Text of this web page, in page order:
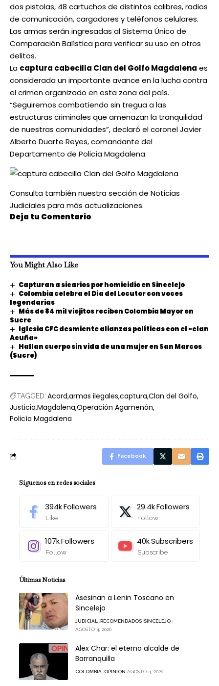
dos pistolas, 48 cartuchos de distintos calibres, radios
de comunicación, cargadores y teléfonos celulares.
Las armas serán ingresadas al Sistema Único de
Comparación Balística para verificar su uso en otros
delitos.
La captura cabecilla Clan del Golfo Magdalena es
considerada un importante avance en la lucha contra
el crimen organizado en esta zona del país.
“Seguiremos combatiendo sin tregua a las
estructuras criminales que amenazan la tranquilidad
de nuestras comunidades”, declaró el coronel Javier
Alberto Duarte Reyes, comandante del
Departamento de Policía Magdalena.
Consulta también nuestra sección de Noticias
Judiciales para más actualizaciones.
Deja tu Comentario
You Might Also Like
Capturan a sicarios por homicidio en Sincelejo
Colombia celebra el Día del Locutor con voces
legendarias
Más de 84 mil viejitos reciben Colombia Mayor en
Sucre
Iglesia CFC desmiente alianzas políticas con el «clan
Acuña»
Hallan cuerpo sin vida de una mujer en San Marcos
(Sucre)
TAGGED: Acord armas ilegales captura Clan del Golfo
Justicia Magdalena Operación Agamenón
Policía Magdalena
Facebook
Síguenos en redes sociales
394kFollowers
Like
29.4kFollowers
Follow
107kFollowers
Follow
40kSubscribers
Subscribe
Últimas Noticias
Asesinan a Lenin Toscano en
Sincelejo
JUDICIAL RECOMENDADOS SINCELEJO
AGOSTO 4, 2026
Alex Char: el eterno alcalde de
Barranquilla
COLOMBIA OPINIÓN AGOSTO 4, 2026